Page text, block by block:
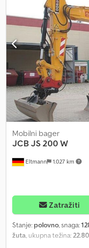
Eltmann 1.027 km
Mobilni bager
JCBJS 200 W
Zatražiti
Stanje: polovno, snaga:
žuta, ukupna težina: